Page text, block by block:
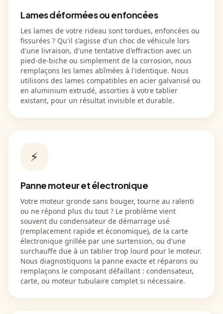
Lames déformées ou enfoncées
Les lames de votre rideau sont tordues, enfoncées ou
fissurées ? Qu'il s'agisse d'un choc de véhicule lors
d'une livraison, d'une tentative d'effraction avec un
pied-de-biche ou simplement de la corrosion, nous
remplaçons les lames abîmées à l'identique. Nous
utilisons des lames compatibles en acier galvanisé ou
en aluminium extrudé, assorties à votre tablier
existant, pour un résultat invisible et durable.
⚡
Panne moteur et électronique
Votre moteur gronde sans bouger, tourne au ralenti
ou ne répond plus du tout ? Le problème vient
souvent du condensateur de démarrage usé
(remplacement rapide et économique), de la carte
électronique grillée par une surtension, ou d'une
surchauffe due à un tablier trop lourd pour le moteur.
Nous diagnostiquons la panne exacte et réparons ou
remplaçons le composant défaillant : condensateur,
carte, ou moteur tubulaire complet si nécessaire.